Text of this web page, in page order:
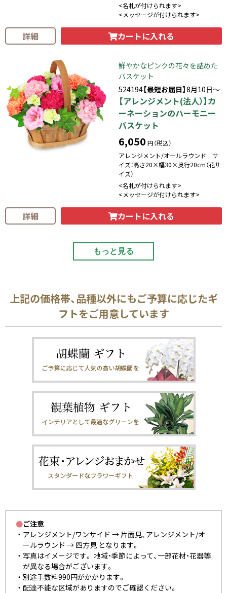
<名札が付けられます>
<メッセージが付けられます>
詳細 カートに入れる
鮮やかなピンクの花々を詰めた
バスケット
524194【最短お届日】8月10日～
【アレンジメント(法人）】カ
ーネーションのハーモニー
バスケット
6,050 円（税込）
アレンジメント/オールラウンド サ
イズ：高さ20×幅30×奥行20cm（花サ
イズ）
<名札が付けられます>
<メッセージが付けられます>
詳細 カートに入れる
もっと見る
上記の価格帯、品種以外にもご予算に応じたギ
フトをご用意しています
●ご注意
アレンジメント/ワンサイド → 片面見、アレンジメント/オ
ールラウンド → 四方見 となります。
写真はイメージです。 地域・季節によって、一部花材・花器等
が異なる場合がございます。
別途手数料990円がかかります。
配達不能な区域がありますのでご確認ください。